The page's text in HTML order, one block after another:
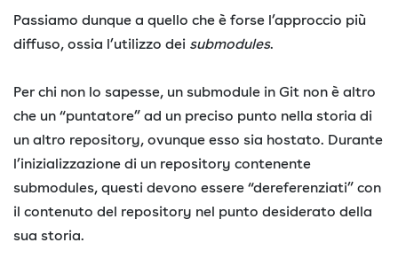
Passiamo dunque a quello che è forse l’approccio più
diffuso, ossia l’utilizzo dei submodules.
Per chi non lo sapesse, un submodule in Git non è altro
che un “puntatore” ad un preciso punto nella storia di
un altro repository, ovunque esso sia hostato. Durante
l’inizializzazione di un repository contenente
submodules, questi devono essere “dereferenziati” con
il contenuto del repository nel punto desiderato della
sua storia.